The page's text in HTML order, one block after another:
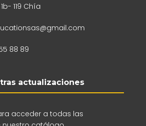
119 Chía
88 89
actualizaciones
acceder a todas las